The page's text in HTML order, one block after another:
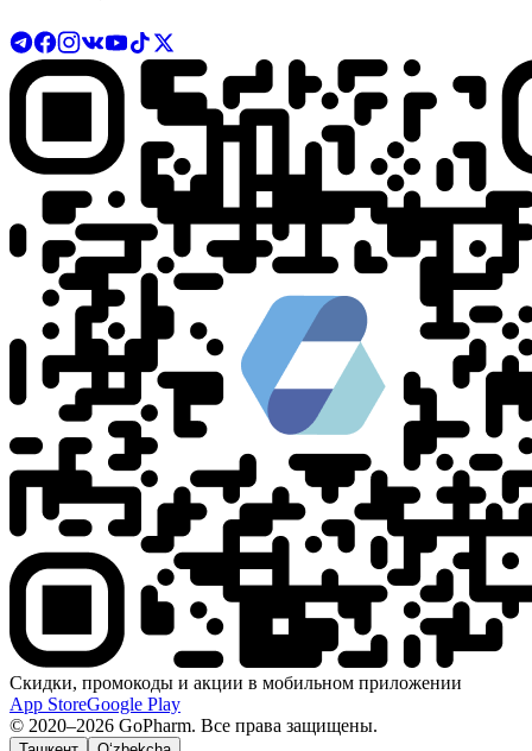
Скидки, промокоды и акции в мобильном приложении
App StoreGoogle Play
© 2020–2026 GoPharm. Все права защищены.